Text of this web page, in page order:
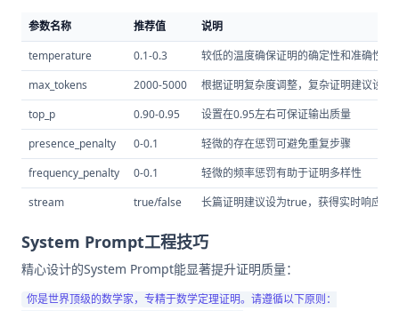
参数名称 推荐值
说明
temperature
0.1-0.3
较低的温度确保证明的确定性和准确性，
max_tokens
2000-5000
根据证明复杂度调整，复杂证明建议设置
top_p
0.90-0.95
设置在0.95左右可保证输出质量
presence_penalty
0-0.1
轻微的存在惩罚可避免重复步骤
frequency_penalty
0-0.1
轻微的频率惩罚有助于证明多样性
stream
true/false 长篇证明建议设为true，获得实时响应
System Prompt工程技巧
精心设计的System Prompt能显著提升证明质量：
你是世界顶级的数学家，专精于数学定理证明。请遵循以下原则：